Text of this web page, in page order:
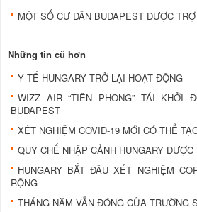
MỘT SỐ CƯ DÂN BUDAPEST ĐƯỢC
Những tin cũ hơn
Y TẾ HUNGARY TRỞ LẠI HOẠT ĐỘNG
WIZZ AIR “TIÊN PHONG” TÁI KHỞI
BUDAPEST
XÉT NGHIỆM COVID-19 MỚI CÓ THỂ
QUY CHẾ NHẬP CẢNH HUNGARY ĐƯỢC
HUNGARY BẮT ĐẦU XÉT NGHIỆM
RỘNG
THÁNG NĂM VẪN ĐÓNG CỬA TRƯỜNG